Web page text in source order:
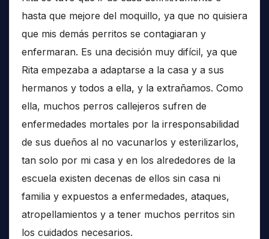
hasta que mejore del moquillo, ya que no quisiera
que mis demás perritos se contagiaran y
enfermaran. Es una decisión muy difícil, ya que
Rita empezaba a adaptarse a la casa y a sus
hermanos y todos a ella, y la extrañamos. Como
ella, muchos perros callejeros sufren de
enfermedades mortales por la irresponsabilidad
de sus dueños al no vacunarlos y esterilizarlos,
tan solo por mi casa y en los alrededores de la
escuela existen decenas de ellos sin casa ni
familia y expuestos a enfermedades, ataques,
atropellamientos y a tener muchos perritos sin
los cuidados necesarios.